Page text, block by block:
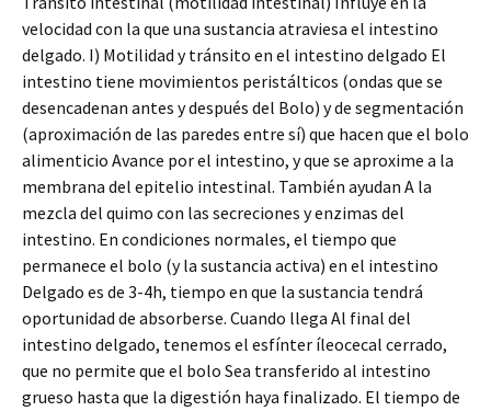
velocidad con la que una sustancia atraviesa el intestino
delgado. I) Motilidad y tránsito en el intestino delgado El
intestino tiene movimientos peristálticos (ondas que se
desencadenan antes y después del Bolo) y de segmentación
(aproximación de las paredes entre sí) que hacen que el bolo
alimenticio Avance por el intestino, y que se aproxime a la
membrana del epitelio intestinal. También ayudan A la
mezcla del quimo con las secreciones y enzimas del
intestino. En condiciones normales, el tiempo que
permanece el bolo (y la sustancia activa) en el intestino
Delgado es de 3-4h, tiempo en que la sustancia tendrá
oportunidad de absorberse. Cuando llega Al final del
intestino delgado, tenemos el esfínter íleocecal cerrado,
que no permite que el bolo Sea transferido al intestino
grueso hasta que la digestión haya finalizado. El tiempo de